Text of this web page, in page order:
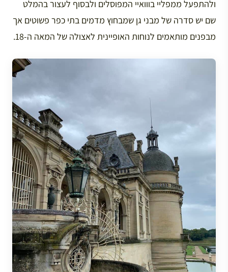
ולהתפעל ממפליי בווואיי המפוסלים ולבסוף לעצור בהמלט
שם יש סדרה של מבני גן שמבחוץ מדמים בתי כפר פשוטים אך
מבפנים מותאמים לנוחות האופיינית לאצולה של המאה ה-18.